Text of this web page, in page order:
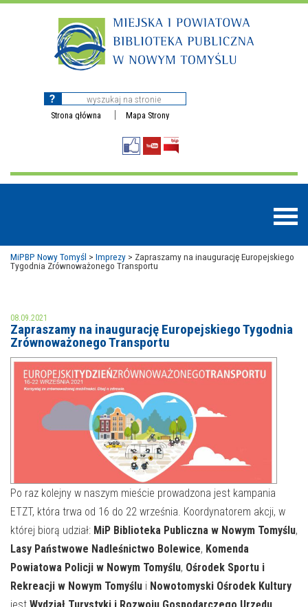
Strona główna Mapa Strony
MOJE KONTO
AKTUALNOŚCI
NAJBLIŻSZE WYDARZENIA
WYDARZENIA BIEŻĄCE
WYDARZYŁO SIĘ
NASZA OFERTA
STREFA WIEDZY O REGIONIE
FORMY STAŁE
NASZE FILIE
WYDARZENIA KULTURALNE
FOTO
MiPBP Nowy Tomyśl > Imprezy > Zapraszamy na inaugurację Europejskiego
Tygodnia Zrównoważonego Transportu
08.09.2021
Zapraszamy na inaugurację Europejskiego Tygodnia
Zrównoważonego Transportu
Po raz kolejny w naszym mieście prowadzona jest kampania
ETZT, która trwa od 16 do 22 września. Koordynatorem akcji, w
której biorą udział: MiP Biblioteka Publiczna w Nowym Tomyślu,
Lasy Państwowe Nadleśnictwo Bolewice, Komenda
Powiatowa Policji w Nowym Tomyślu, Ośrodek Sportu i
Rekreacji w Nowym Tomyślu i Nowotomyski Ośrodek Kultury